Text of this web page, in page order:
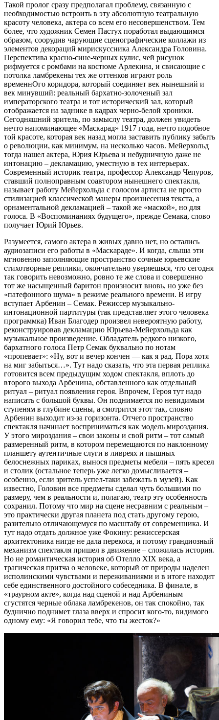
Такой пролог сразу предполагал проблему, связанную с
необходимостью встроить в эту абсолютную театральную
красоту человека, актера со всем его несовершенством. Тем
более, что художник Семен Пастух поработал выдающимся
образом, соорудив чарующие сценографические коллажи из
элементов декораций мирискуссника Александра Головина.
Перспектива красно-сине-черных кулис, чей рисунок
рифмуется с ромбами на костюме Арлекина, и свисающие с
потолка ламбрекены тех же оттенков играют роль
временнОго коридора, который соединяет век нынешний и
век минувший: реальный бархатно-золоченый зал
императорского театра и тот исторический зал, который
отображается на заднике в кадрах черно-белой хроники.
Сегодняшний зритель, по замыслу театра, должен увидеть
нечто напоминающее «Маскарад» 1917 года, нечто подобное
той красоте, которая век назад могла заставить публику забыть
о революции, как минимум, на несколько часов. Мейерхольд
тогда нашел актера, Юрия Юрьева и небудничную даже не
интонацию – декламацию, уместную в тех интерьерах.
Современный историк театра, профессор Александр Чепуров,
ставший полноправным соавтором нынешнего спектакля,
называет работу Мейерхольда с голосом артиста не просто
стилизацией классической манеры произнесения текста, а
орнаментальной декламацией – такой же «маской», но для
голоса. В «Воспоминаниях будущего», прежде Семака, слово
получает Юрий Юрьев.
Разумеется, самого актера в живых давно нет, но остались
аудиозаписи его работы в «Маскараде». И когда, слыша эти
мгновенно заполняющие пространство сочные юрьевские
стихотворные реплики, окончательно уверяешься, что сегодня
так говорить невозможно, ровно те же слова и совершенно
тот же насыщенный баритон произносит вновь, но уже без
«патефонного шума» в режиме реального времени. В игру
вступает Арбенин – Семак. Режиссер музыкально-
интонационной партитуры (так представляет этого человека
программка) Иван Благодер произвел невероятную работу,
реконструировав декламацию Юрьева-Мейерхольда как
музыкальное произведение. Обладатель редкого низкого,
бархатного голоса Петр Семак буквально по нотам
«пропевает»: «Ну, вот и вечер кончен — как я рад. Пора хотя
на миг забыться…». Тут надо сказать, что эта первая реплика
готовится всем предыдущим ходом спектакля, вплоть до
второго выхода Арбенина, обставленного как отдельный
ритуал – ритуал появления героя. Впрочем, Героя тут надо
написать с большой буквы. Он поднимается по невидимым
ступеням в глубине сцены, а смотрится этот так, словно
Арбенин выходит из-за горизонта. Отчего пространство
спектакля начинает восприниматься как модель мироздания.
У этого мироздания – свои законы и свой ритм – тот самый
размеренный ритм, в котором перемещаются по наклонному
планшету аутентичные слуги в ливреях и пышных
белоснежных париках, вынося предметы мебели – пять кресел
и столик (остальное теперь уже легко домысливается –
особенно, если зритель успел-таки забежать в музей). Как
известно, Головин все предметы сделал чуть большими по
размеру, чем в реальности и, полагаю, театр эту особенность
сохранил. Потому что мир на сцене несравним с реальным –
это практически другая планета под стать другому герою,
разительно отличающемуся по масштабу от современника. И
тут надо отдать должное уже Фокину: режиссерская
архитектоника нигде не дала перекоса, и потому грандиозный
механизм спектакля пришел в движение – сложилась история.
Но не романтическая история об Отелло XIX века, а
трагическая притча о человеке, который от природы наделен
исполинскими чувствами и переживаниями и в итоге находит
себе единственного достойного собеседника. В финале, в
«траурном акте», когда над сценой и над Арбениным
сгустятся черные облака ламбрекенов, он так спокойно, так
буднично поднимет глаза вверх и спросит кого-то, видимого
одному ему: «Я говорил тебе, что ты жесток?»